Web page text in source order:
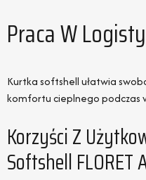
Praca W
Kurtka softshell ułatwia
komfortu cieplnego podczas
Korzyści Z
Softshell FLORET